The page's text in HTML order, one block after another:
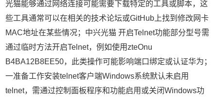
光猫能够通过网络连接可能需要下载特定的工具或脚本，这
些工具通常可以在相关的技术论坛或GitHub上找到修改网卡
MAC地址在某些情况；中兴光猫 开启Telnet功能部分型号需
通过临时方法开启Telnet，例如使用zteOnu
B4BA12B8EE50，此类操作可能影响端口绑定或认证华为；
一准备工作安装telnet客户端Windows系统默认未启用
telnet，需通过控制面板程序和功能启用或关闭Windows功